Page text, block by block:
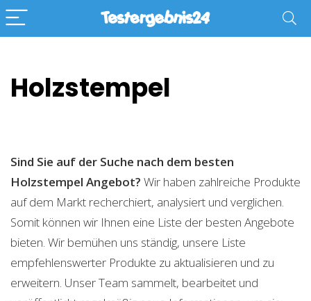
Holzstempel
Sind Sie auf der Suche nach dem besten
Holzstempel Angebot? Wir haben zahlreiche Produkte
auf dem Markt recherchiert, analysiert und verglichen.
Somit können wir Ihnen eine Liste der besten Angebote
bieten. Wir bemühen uns ständig, unsere Liste
empfehlenswerter Produkte zu aktualisieren und zu
erweitern. Unser Team sammelt, bearbeitet und